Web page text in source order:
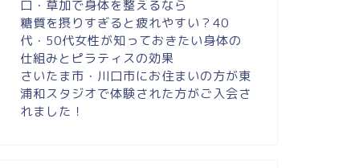
口・草加で身体を整えるなら
糖質を摂りすぎると疲れやすい？40
代・50代女性が知っておきたい身体の
仕組みとピラティスの効果
さいたま市・川口市にお住まいの方が東
浦和スタジオで体験された方がご入会さ
れました！